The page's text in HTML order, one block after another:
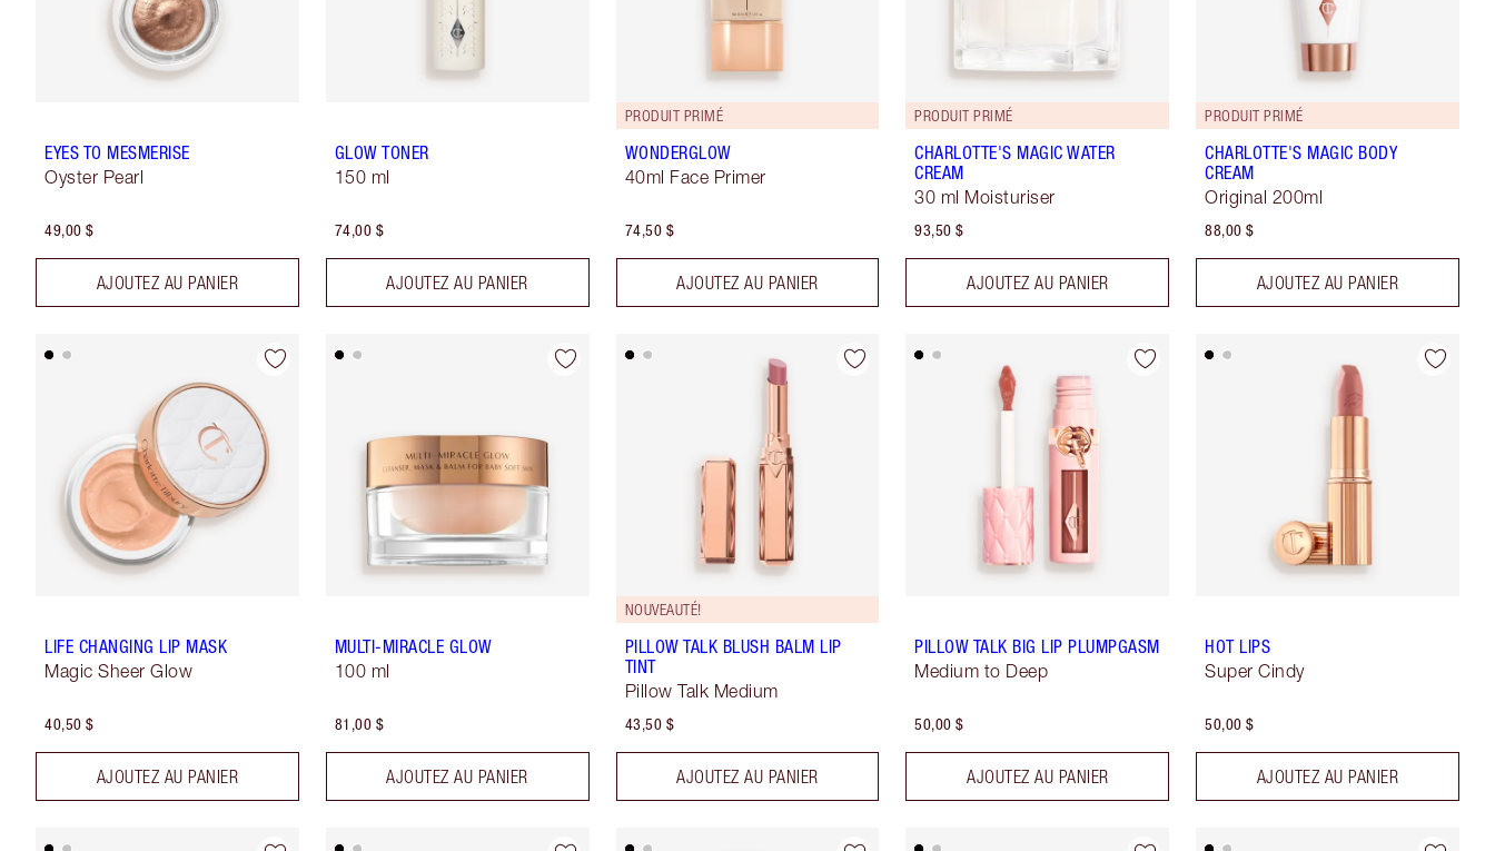
EYES TO MESMERISE
Oyster Pearl
49,00 $
AJOUTEZ AU PANIER
GLOW TONER
150 ml
74,00 $
AJOUTEZ AU PANIER
PRODUIT PRIMÉ
WONDERGLOW
40ml Face Primer
74,50 $
AJOUTEZ AU PANIER
PRODUIT PRIMÉ
CHARLOTTE'S MAGIC WATER
CREAM
30 ml Moisturiser
93,50 $
AJOUTEZ AU PANIER
PRODUIT PRIMÉ
CHARLOTTE'S MAGIC BODY
CREAM
Original 200ml
88,00 $
AJOUTEZ AU PANIER
LIFE CHANGING LIP MASK
Magic Sheer Glow
40,50 $
AJOUTEZ AU PANIER
MULTI-MIRACLE GLOW
100 ml
81,00 $
AJOUTEZ AU PANIER
NOUVEAUTÉ!
PILLOW TALK BLUSH BALM LIP
TINT
Pillow Talk Medium
43,50 $
AJOUTEZ AU PANIER
PILLOW TALK BIG LIP PLUMPGASM
Medium to Deep
50,00 $
AJOUTEZ AU PANIER
HOT LIPS
Super Cindy
50,00 $
AJOUTEZ AU PANIER